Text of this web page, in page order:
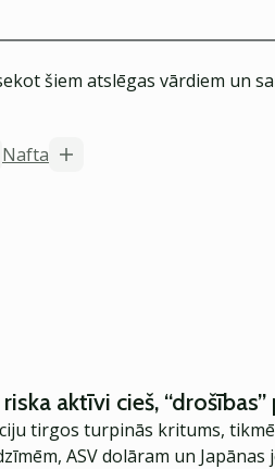
šiem atslēgas vārdiem un
Nafta
aktīvi cieš, “drošības”
tirgos turpinās kritums,
ASV dolāram un Japānas